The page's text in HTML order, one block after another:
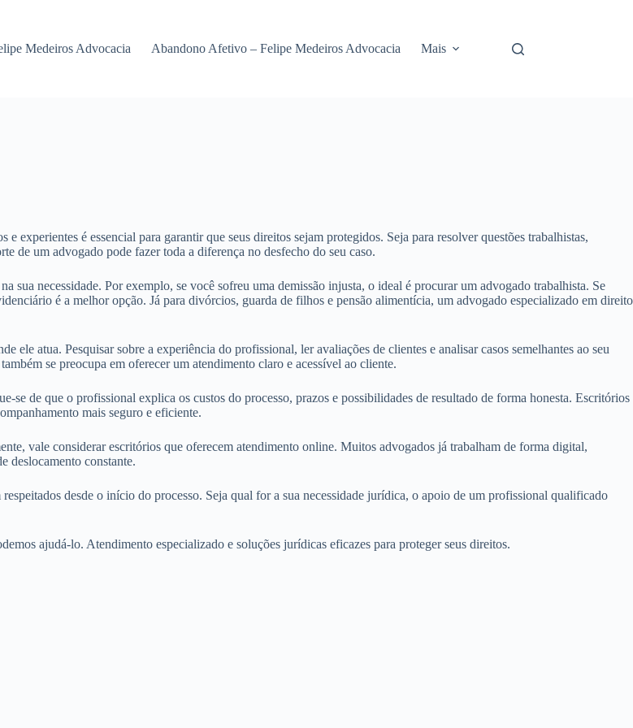
Medeiros Advocacia Abandono Afetivo – Felipe Medeiros Advocacia Mais
e experientes é essencial para garantir que seus direitos sejam protegidos. Seja para resolver questões trabalhistas,
de um advogado pode fazer toda a diferença no desfecho do seu caso.
necessidade. Por exemplo, se você sofreu uma demissão injusta, o ideal é procurar um advogado trabalhista. Se
é a melhor opção. Já para divórcios, guarda de filhos e pensão alimentícia, um advogado especializado em direito
atua. Pesquisar sobre a experiência do profissional, ler avaliações de clientes e analisar casos semelhantes ao seu
se preocupa em oferecer um atendimento claro e acessível ao cliente.
se de que o profissional explica os custos do processo, prazos e possibilidades de resultado de forma honesta. Escritórios
mais seguro e eficiente.
vale considerar escritórios que oferecem atendimento online. Muitos advogados já trabalham de forma digital,
deslocamento constante.
desde o início do processo. Seja qual for a sua necessidade jurídica, o apoio de um profissional qualificado
ajudá-lo. Atendimento especializado e soluções jurídicas eficazes para proteger seus direitos.